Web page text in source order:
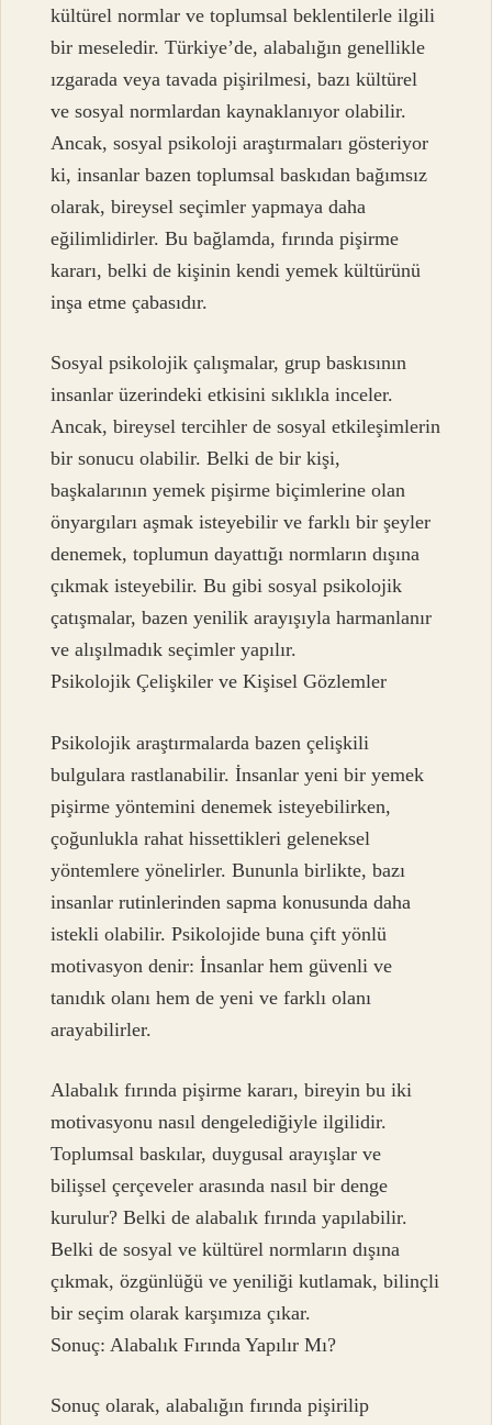
kültürel normlar ve toplumsal beklentilerle ilgili
bir meseledir. Türkiye’de, alabalığın genellikle
ızgarada veya tavada pişirilmesi, bazı kültürel
ve sosyal normlardan kaynaklanıyor olabilir.
Ancak, sosyal psikoloji araştırmaları gösteriyor
ki, insanlar bazen toplumsal baskıdan bağımsız
olarak, bireysel seçimler yapmaya daha
eğilimlidirler. Bu bağlamda, fırında pişirme
kararı, belki de kişinin kendi yemek kültürünü
inşa etme çabasıdır.
Sosyal psikolojik çalışmalar, grup baskısının
insanlar üzerindeki etkisini sıklıkla inceler.
Ancak, bireysel tercihler de sosyal etkileşimlerin
bir sonucu olabilir. Belki de bir kişi,
başkalarının yemek pişirme biçimlerine olan
önyargıları aşmak isteyebilir ve farklı bir şeyler
denemek, toplumun dayattığı normların dışına
çıkmak isteyebilir. Bu gibi sosyal psikolojik
çatışmalar, bazen yenilik arayışıyla harmanlanır
ve alışılmadık seçimler yapılır.
Psikolojik Çelişkiler ve Kişisel Gözlemler
Psikolojik araştırmalarda bazen çelişkili
bulgulara rastlanabilir. İnsanlar yeni bir yemek
pişirme yöntemini denemek isteyebilirken,
çoğunlukla rahat hissettikleri geleneksel
yöntemlere yönelirler. Bununla birlikte, bazı
insanlar rutinlerinden sapma konusunda daha
istekli olabilir. Psikolojide buna çift yönlü
motivasyon denir: İnsanlar hem güvenli ve
tanıdık olanı hem de yeni ve farklı olanı
arayabilirler.
Alabalık fırında pişirme kararı, bireyin bu iki
motivasyonu nasıl dengelediğiyle ilgilidir.
Toplumsal baskılar, duygusal arayışlar ve
bilişsel çerçeveler arasında nasıl bir denge
kurulur? Belki de alabalık fırında yapılabilir.
Belki de sosyal ve kültürel normların dışına
çıkmak, özgünlüğü ve yeniliği kutlamak, bilinçli
bir seçim olarak karşımıza çıkar.
Sonuç: Alabalık Fırında Yapılır Mı?
Sonuç olarak, alabalığın fırında pişirilip